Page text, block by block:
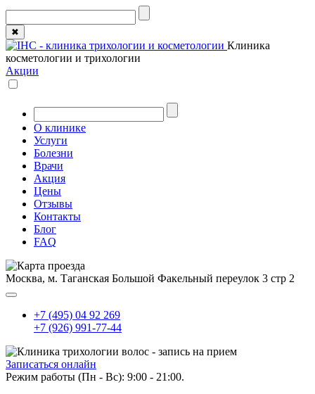
✖
Клиника
косметологии и трихологии
Акции
О клинике
Услуги
Болезни
Врачи
Акция
Цены
Отзывы
Контакты
Блог
FAQ
Москва, м. Таганская Большой Факельный переулок 3 стр 2
+7 (495) 04 92 269
+7 (926) 991-77-44
Записаться онлайн
Режим работы (Пн - Вс): 9:00 - 21:00.